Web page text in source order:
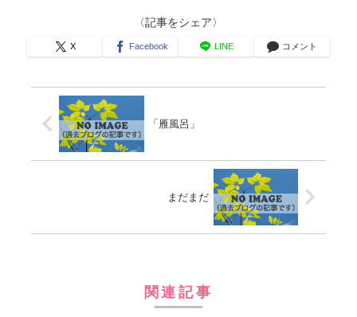
〈記事をシェア〉
X Facebook LINE コメント
「雁風呂」
まだまだ
関連記事